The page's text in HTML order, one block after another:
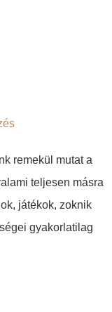
remekül mutat a
teljesen másra
játékok, zoknik
gyakorlatilag